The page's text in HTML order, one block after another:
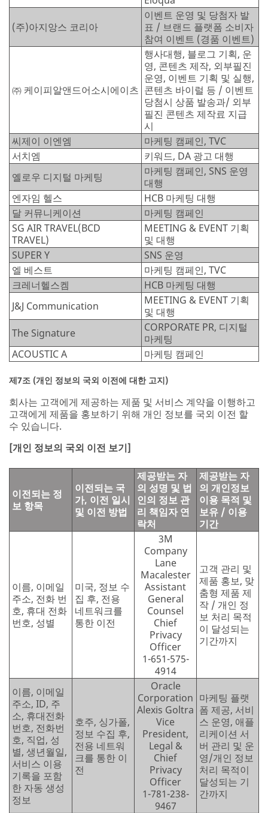
(주)아지앙스 코리아
이벤트 운영 및 당첨자 발
표 / 브랜드 플랫폼 소비자
참여 이벤트 (경품 이벤트)
㈜ 케이피알앤드어소시에이츠
행사대행, 블로그 기획, 운
영, 콘텐츠 제작, 외부필진
운영, 이벤트 기획 및 실행,
콘텐츠 바이럴 등 / 이벤트
당첨시 상품 발송과/ 외부
필진 콘텐츠 제작료 지급
시
씨제이 이엔엠
마케팅 캠페인, TVC
서치엠
키워드, DA 광고 대행
옐로우 디지털 마케팅
마케팅 캠페인, SNS 운영
대행
엔자임 헬스
HCB 마케팅 대행
달 커뮤니케이션
마케팅 캠페인
SG AIR TRAVEL(BCD
TRAVEL)
MEETING & EVENT 기획
및 대행
SUPER Y
SNS 운영
엘 베스트
마케팅 캠페인, TVC
크레너헬스켐
HCB 마케팅 대행
J&J Communication
MEETING & EVENT 기획
및 대행
The Signature
CORPORATE PR, 디지털
마케팅
ACOUSTIC A
마케팅 캠페인
제7조 (개인 정보의 국외 이전에 대한 고지)
회사는 고객에게 제공하는 제품 및 서비스 계약을 이행하고
고객에게 제품을 홍보하기 위해 개인 정보를 국외 이전 할
수 있습니다.
[개인 정보의 국외 이전 보기]
이전되는 정
보 항목
이전되는 국
가, 이전 일시
및 이전 방법
제공받는 자
의 성명 및 법
인의 정보 관
리 책임자 연
락처
제공받는 자
의 개인정보
이용 목적 및
보유 / 이용
기간
이름, 이메일
주소, 전화 번
호, 휴대 전화
번호, 성별
미국, 정보 수
집 후, 전용
네트워크를
통한 이전
3M
Company
Lane
Macalester
Assistant
General
Counsel
Chief
Privacy
Officer
1-651-575-
4914
고객 관리 및
제품 홍보, 맞
춤형 제품 제
작 / 개인 정
보 처리 목적
이 달성되는
기간까지
이름, 이메일
주소, ID, 주
소, 휴대전화
번호, 전화번
호, 직업, 성
별, 생년월일,
서비스 이용
기록을 포함
한 자동 생성
정보
호주, 싱가폴,
정보 수집 후,
전용 네트워
크를 통한 이
전
Oracle
Corporation
Alexis Goltra
Vice
President,
Legal &
Chief
Privacy
Officer
1-781-238-
9467
마케팅 플랫
폼 제공, 서비
스 운영, 애플
리케이션 서
버 관리 및 운
영/개인 정보
처리 목적이
달성되는 기
간까지